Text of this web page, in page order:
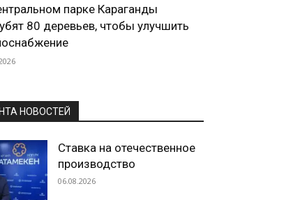
парке Караганды
80 деревьев, чтобы улучшить
НОВОСТЕЙ
Ставка на отечественное
производство
06.08.2026